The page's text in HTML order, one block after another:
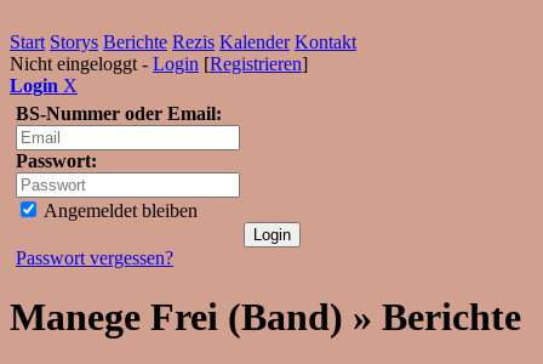
Start Storys Berichte Rezis Kalender Kontakt
Nicht eingeloggt - Login [Registrieren]
Login X
BS-Nummer oder Email:
Passwort:
Angemeldet bleiben
Passwort vergessen?
Manege Frei (Band) » Berichte